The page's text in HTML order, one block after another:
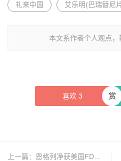
礼来中国 艾乐明(巴瑞替尼
本文系作者个人观点，
喜欢 3 赏
上一篇： 恩格列净获美国FDA快速通道资格